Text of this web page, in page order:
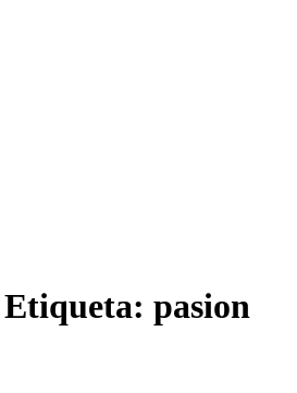
Etiqueta: pasion